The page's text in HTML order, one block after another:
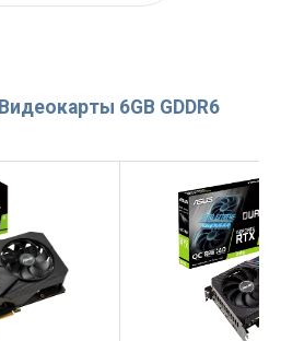
Видеокарты 6GB GDDR6